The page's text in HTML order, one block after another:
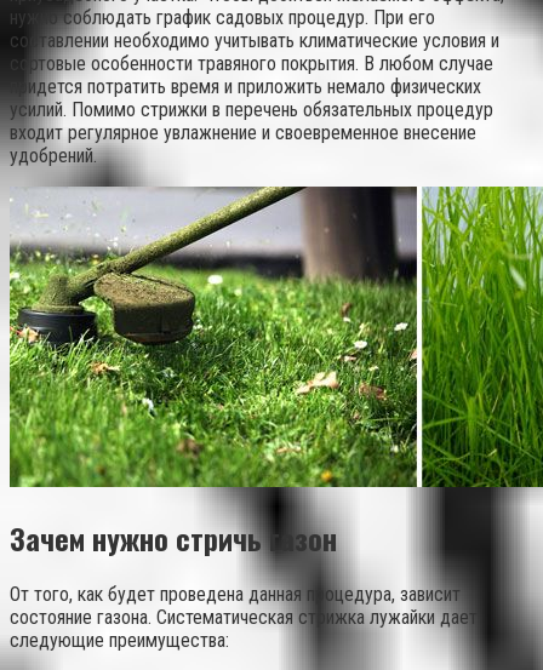
нужно соблюдать график садовых процедур. При его
составлении необходимо учитывать климатические условия и
сортовые особенности травяного покрытия. В любом случае
придется потратить время и приложить немало физических
усилий. Помимо стрижки в перечень обязательных процедур
входит регулярное увлажнение и своевременное внесение
удобрений.
Зачем нужно стричь газон
От того, как будет проведена данная процедура, зависит
состояние газона. Систематическая стрижка лужайки дает
следующие преимущества: